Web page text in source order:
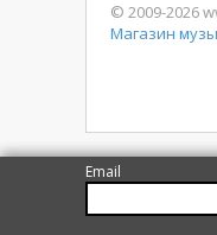
© 2009-2026
Магазин
Email